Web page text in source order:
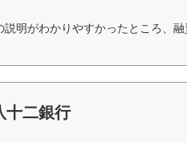
説明がわかりやすかったところ、
十二銀行